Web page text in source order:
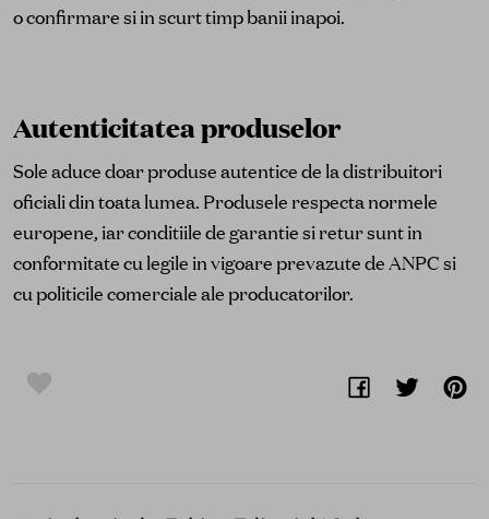
o confirmare si in scurt timp banii inapoi.
Autenticitatea produselor
Sole aduce doar produse autentice de la distribuitori
oficiali din toata lumea. Produsele respecta normele
europene, iar conditiile de garantie si retur sunt in
conformitate cu legile in vigoare prevazute de ANPC si
cu politicile comerciale ale producatorilor.